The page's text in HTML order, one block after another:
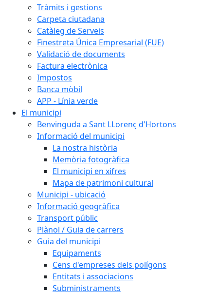
Tràmits i gestions
Carpeta ciutadana
Catàleg de Serveis
Finestreta Única Empresarial (FUE)
Validació de documents
Factura electrònica
Impostos
Banca mòbil
APP - Línia verde
El municipi
Benvinguda a Sant LLorenç d'Hortons
Informació del municipi
La nostra història
Memòria fotogràfica
El municipi en xifres
Mapa de patrimoni cultural
Municipi - ubicació
Informació geogràfica
Transport públic
Plànol / Guia de carrers
Guia del municipi
Equipaments
Cens d'empreses dels polígons
Entitats i associacions
Subministraments